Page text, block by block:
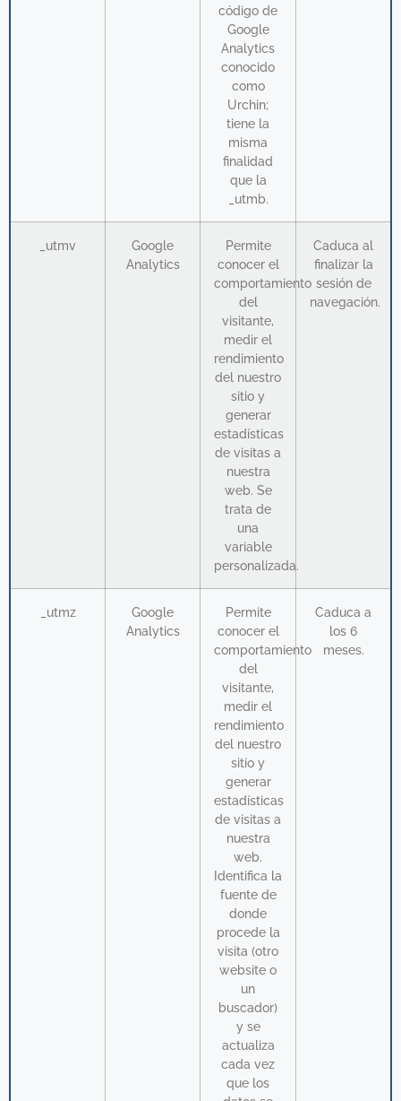
código de
Google
Analytics
conocido
como
Urchin;
tiene la
misma
finalidad
que la
_utmb.
_utmv
Google
Analytics
Permite
conocer el
comportamiento
del
visitante,
medir el
rendimiento
del nuestro
sitio y
generar
estadísticas
de visitas a
nuestra
web. Se
trata de
una
variable
personalizada.
Caduca al
finalizar la
sesión de
navegación.
_utmz
Google
Analytics
Permite
conocer el
comportamiento
del
visitante,
medir el
rendimiento
del nuestro
sitio y
generar
estadísticas
de visitas a
nuestra
web.
Identifica la
fuente de
donde
procede la
visita (otro
website o
un
buscador)
y se
actualiza
cada vez
que los
Caduca a
los 6
meses.